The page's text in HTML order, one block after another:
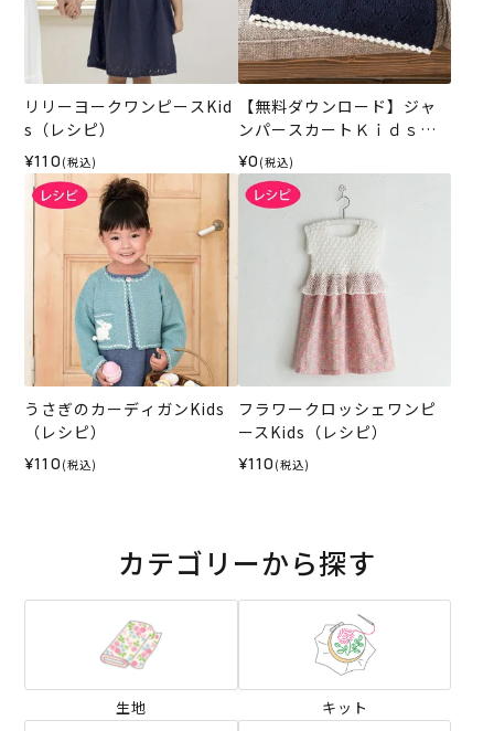
リリーヨークワンピースKid
s（レシピ）
¥110 (税込)
【無料ダウンロード】ジャ
ンパースカートＫｉｄｓ
（レシピ）
¥0 (税込)
うさぎのカーディガンKids
（レシピ）
¥110 (税込)
フラワークロッシェワンピ
ースKids（レシピ）
¥110 (税込)
カテゴリーから探す
生地 キット